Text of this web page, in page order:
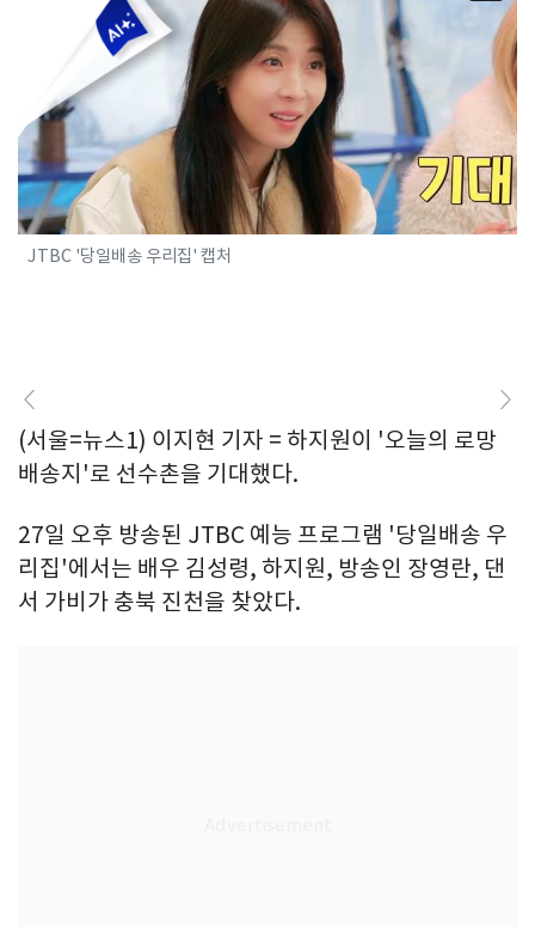
JTBC '당일배송 우리집' 캡처
(서울=뉴스1) 이지현 기자 = 하지원이 '오늘의 로망
배송지'로 선수촌을 기대했다.
27일 오후 방송된 JTBC 예능 프로그램 '당일배송 우
리집'에서는 배우 김성령, 하지원, 방송인 장영란, 댄
서 가비가 충북 진천을 찾았다.